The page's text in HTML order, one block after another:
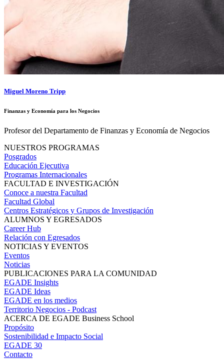
Miguel Moreno Tripp
Finanzas y Economía para los Negocios
Profesor del Departamento de Finanzas y Economía de Negocios
NUESTROS PROGRAMAS
Posgrados
Educación Ejecutiva
Programas Internacionales
FACULTAD E INVESTIGACIÓN
Conoce a nuestra Facultad
Facultad Global
Centros Estratégicos y Grupos de Investigación
ALUMNOS Y EGRESADOS
Career Hub
Relación con Egresados
NOTICIAS Y EVENTOS
Eventos
Noticias
PUBLICACIONES PARA LA COMUNIDAD
EGADE Insights
EGADE Ideas
EGADE en los medios
Territorio Negocios - Podcast
ACERCA DE EGADE Business School
Propósito
Sostenibilidad e Impacto Social
EGADE 30
Contacto